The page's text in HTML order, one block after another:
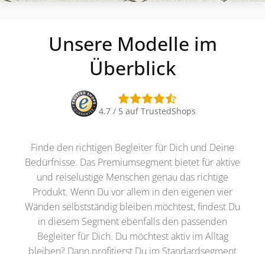
Unsere Modelle im
Überblick
4.7 / 5 auf TrustedShops
Finde den richtigen Begleiter für Dich und Deine
Bedürfnisse. Das Premiumsegment bietet für aktive
und reiselustige Menschen genau das richtige
Produkt. Wenn Du vor allem in den eigenen vier
Wänden selbstständig bleiben möchtest, findest Du
in diesem Segment ebenfalls den passenden
Begleiter für Dich. Du möchtest aktiv im Alltag
bleiben? Dann profitierst Du im Standardsegment